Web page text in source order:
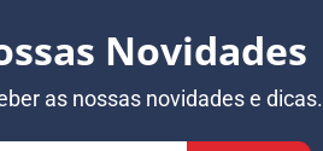
Novidades
as nossas novidades e dicas.